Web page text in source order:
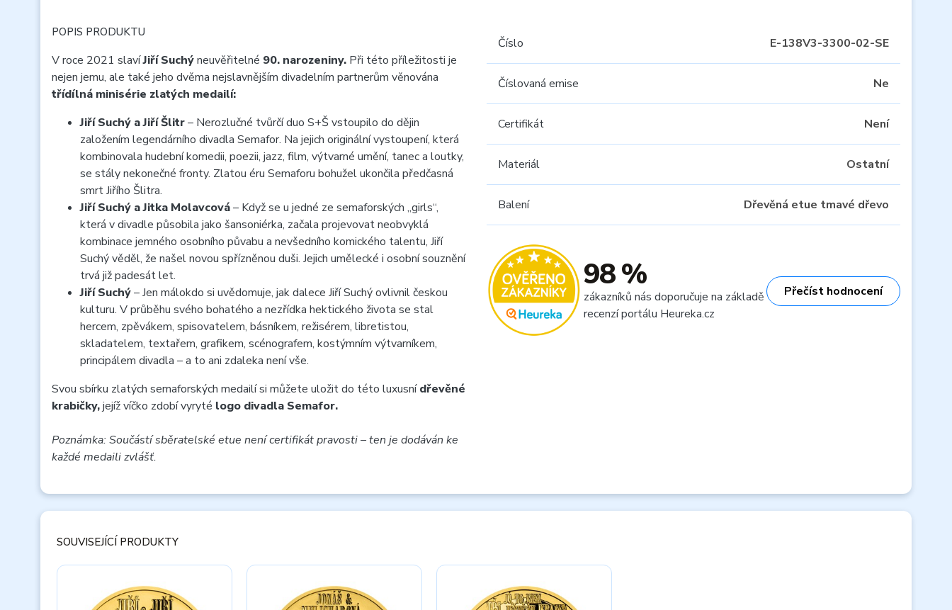
POPIS PRODUKTU
V roce 2021 slavíJiří Suchýneuvěřitelné 90. narozeniny. Při této příležitosti je
nejen jemu, ale také jeho dvěma nejslavnějším divadelním partnerům věnována
třídílná minisérie zlatých medailí:
Jiří Suchý a Jiří Šlitr– Nerozlučné tvůrčí duo S+Š vstoupilo do dějin
založením legendárního divadla Semafor. Na jejich originální vystoupení, která
kombinovala hudební komedii, poezii, jazz, film, výtvarné umění, tanec a loutky,
se stály nekonečné fronty. Zlatou éru Semaforu bohužel ukončila předčasná
smrt Jiřího Šlitra.
Jiří Suchý a Jitka Molavcová– Když se u jedné ze semaforských „girls“,
která v divadle působila jako šansoniérka, začala projevovat neobvyklá
kombinace jemného osobního půvabu a nevšedního komického talentu, Jiří
Suchý věděl, že našel novou spřízněnou duši. Jejich umělecké i osobní souznění
trvá již padesát let.
Jiří Suchý– Jen málokdo si uvědomuje, jak dalece Jiří Suchý ovlivnil českou
kulturu. V průběhu svého bohatého a nezřídka hektického života se stal
hercem, zpěvákem, spisovatelem, básníkem, režisérem, libretistou,
skladatelem, textařem, grafikem, scénografem, kostýmním výtvarníkem,
principálem divadla – a to ani zdaleka není vše.
Svou sbírku zlatých semaforských medailí si můžete uložit do této luxusnídřevěné
krabičky,jejíž víčko zdobí vyryté logo divadla Semafor.
Poznámka: Součástí sběratelské etue není certifikát pravosti – ten je dodáván ke
každé medaili zvlášť.
Číslo E-138V3-3300-02-SE
Číslovaná emise Ne
Certifikát Není
Materiál Ostatní
Balení Dřevěná etue tmavé dřevo
98 %
zákazníků nás doporučuje na základě
recenzí portálu Heureka.cz
Přečíst hodnocení
SOUVISEJÍCÍ PRODUKTY